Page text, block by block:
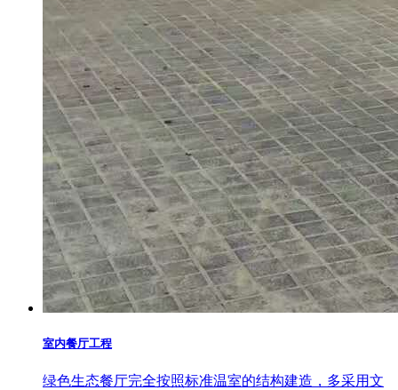
室内餐厅工程
绿色生态餐厅完全按照标准温室的结构建造，多采用文